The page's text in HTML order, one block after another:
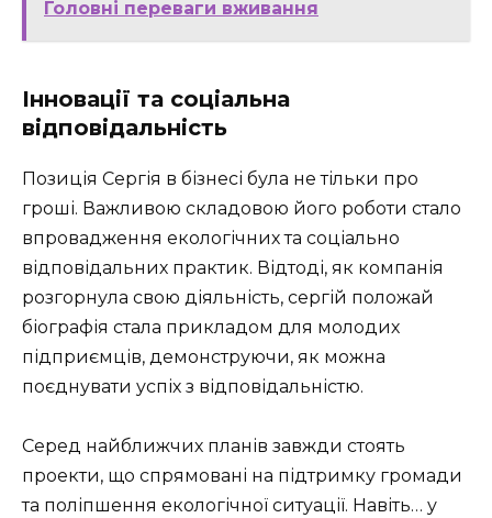
Головні переваги вживання
Інновації та соціальна
відповідальність
Позиція Сергія в бізнесі була не тільки про
гроші. Важливою складовою його роботи стало
впровадження екологічних та соціально
відповідальних практик. Відтоді, як компанія
розгорнула свою діяльність, сергій положай
біографія стала прикладом для молодих
підприємців, демонструючи, як можна
поєднувати успіх з відповідальністю.
Серед найближчих планів завжди стоять
проекти, що спрямовані на підтримку громади
та поліпшення екологічної ситуації. Навіть… у